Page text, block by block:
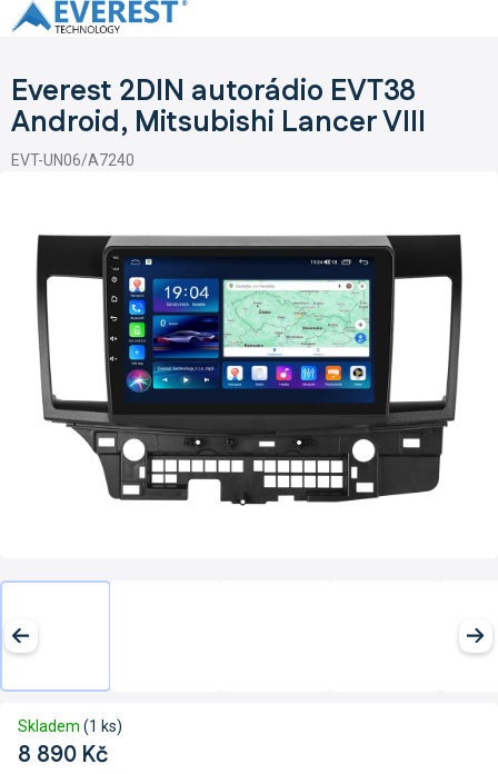
Přejít
na
Everest 2DIN autorádio EVT38
Android, Mitsubishi Lancer VIII
EVT-UN06/A7240
8 890 Kč
Skladem (1 ks)